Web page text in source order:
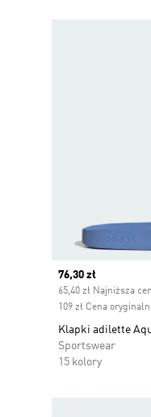
Current price
76,30 zł
65,40 zł Najniższa
109 zł Cena
Klapki adilette
Sportswear
15 kolory